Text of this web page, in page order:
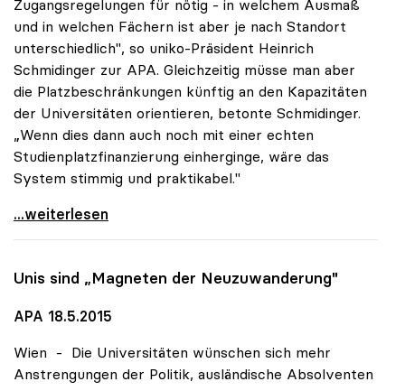
Zugangsregelungen für nötig - in welchem Ausmaß
und in welchen Fächern ist aber je nach Standort
unterschiedlich", so uniko-Präsident Heinrich
Schmidinger zur APA. Gleichzeitig müsse man aber
die Platzbeschränkungen künftig an den Kapazitäten
der Universitäten orientieren, betonte Schmidinger.
„Wenn dies dann auch noch mit einer echten
Studienplatzfinanzierung einherginge, wäre das
System stimmig und praktikabel."
Zugangsregelungen: Grundsätzliches Okay der uniko
...weiterlesen
Unis sind „Magneten der Neuzuwanderung"
APA 18.5.2015
Wien - Die Universitäten wünschen sich mehr
Anstrengungen der Politik, ausländische Absolventen